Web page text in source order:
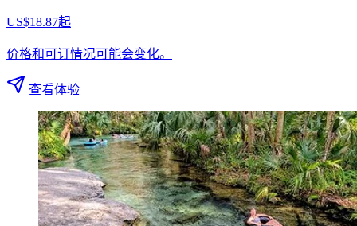
US$18.87起
价格和可订情况可能会变化。
查看体验